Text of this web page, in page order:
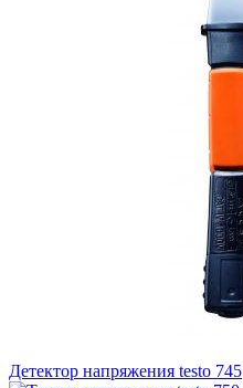
Детектор напряжения testo 745